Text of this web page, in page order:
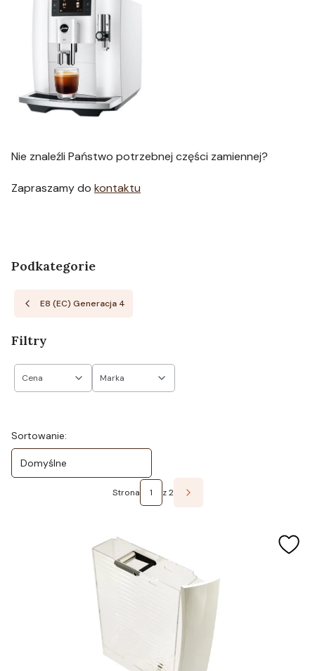
Nie znaleźli Państwo potrzebnej części zamiennej?
Zapraszamy do kontaktu
Podkategorie
E8 (EC) Generacja 4
Filtry
Cena Marka
Lista produktów
Sortowanie:
Domyślne
Strona z 2 Następne produkty